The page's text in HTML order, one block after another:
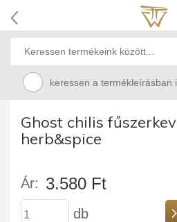
keressen a termékleírásban
Ghost chilis
herb&spice
Ár: 3.580 Ft
db